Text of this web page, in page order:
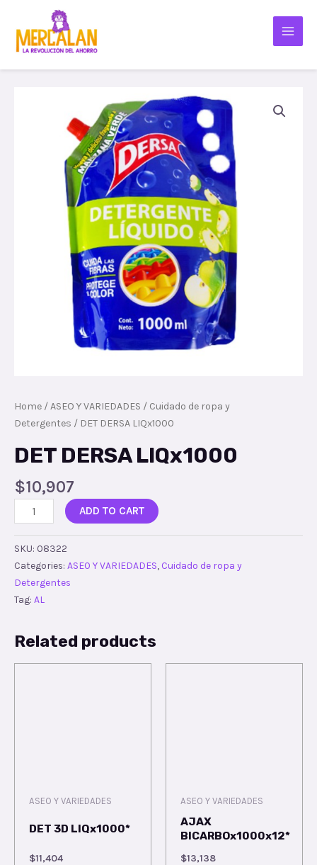
Home /ASEO Y VARIEDADES / Cuidado de ropa y
Detergentes / DET DERSA LIQx1000
DET DERSA LIQx1000
$10,907
ADD TO CART
SKU: 08322
Categories: ASEO Y VARIEDADES, Cuidado de ropa y
Detergentes
Tag: AL
Related products
ASEO Y VARIEDADES
DET 3D LIQx1000*
$11,404
ASEO Y VARIEDADES
AJAX
BICARBOx1000x12*
$13,138